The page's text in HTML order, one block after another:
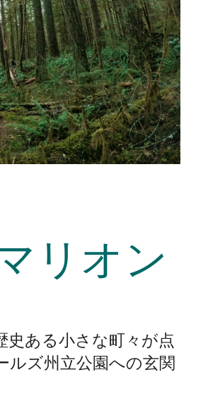
リオン
史ある小さな町々が点
ルズ州立公園への玄関